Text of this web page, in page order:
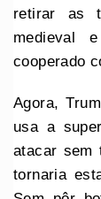
retirar as
medieval
cooperado
Agora,
usa a
atacar sem
tornaria